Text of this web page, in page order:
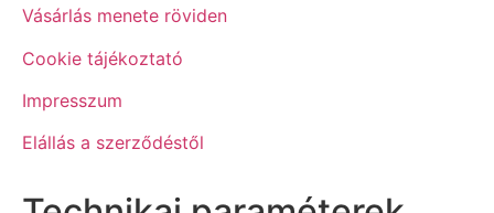
Vásárlás menete röviden
Cookie tájékoztató
Impresszum
Elállás a szerződéstől